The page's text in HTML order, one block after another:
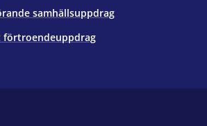
samhällsuppdrag
förtroendeuppdrag